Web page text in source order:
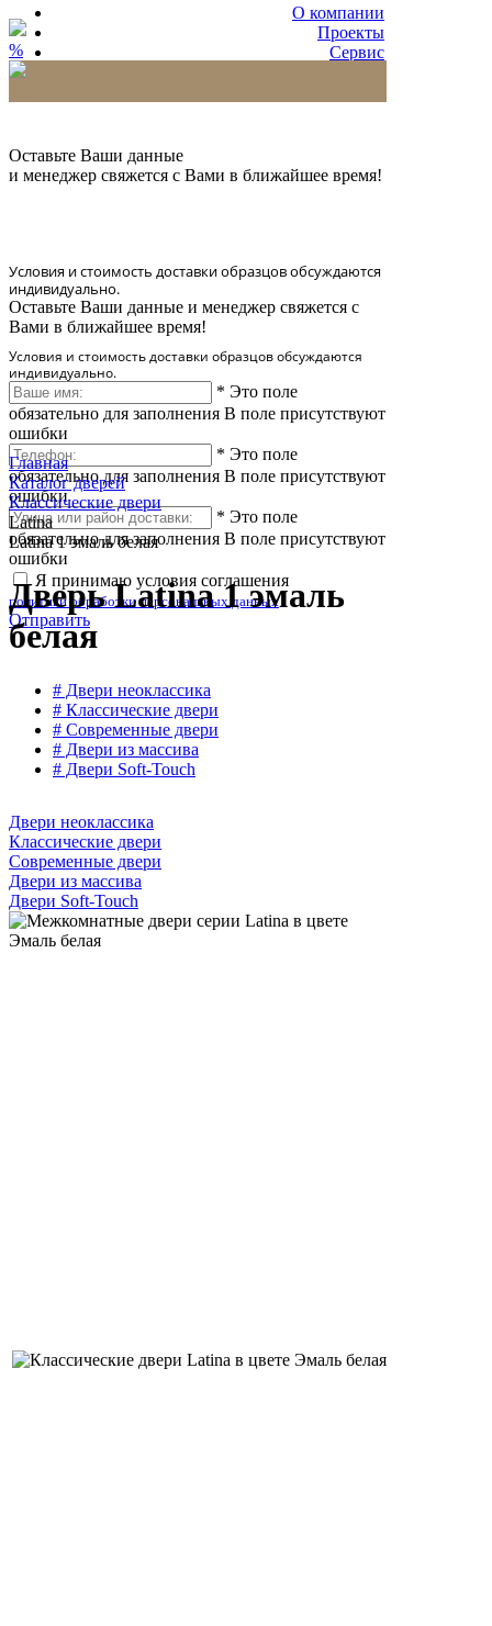
О компании
Проекты
Сервис
%
Оставьте Ваши данные
и менеджер свяжется с Вами в ближайшее время!
Условия и стоимость доставки образцов обсуждаются
индивидуально.
Оставьте Ваши данные и менеджер свяжется с
Вами в ближайшее время!
Условия и стоимость доставки образцов обсуждаются
индивидуально.
* Это поле
обязательно для заполнения В поле присутствуют
ошибки
* Это поле
обязательно для заполнения В поле присутствуют
ошибки
* Это поле
обязательно для заполнения В поле присутствуют
ошибки
Я принимаю условия соглашения
политики обработки персональных данных
Отправить
Главная
Каталог дверей
Классические двери
Latina
Latina 1 эмаль белая
Дверь Latina 1 эмаль
белая
# Двери неоклассика
# Классические двери
# Современные двери
# Двери из массива
# Двери Soft-Touch
Двери неоклассика
Классические двери
Современные двери
Двери из массива
Двери Soft-Touch